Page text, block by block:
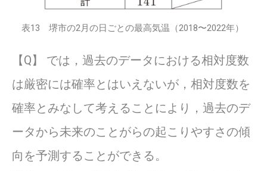
表13 堺市の2月の日ごとの最高気温（2018〜2022年）
【Q】 では，過去のデータにおける相対度数
は厳密には確率とはいえないが，相対度数を
確率とみなして考えることにより，過去のデ
ータから未来のことがらの起こりやすさの傾
向を予測することができる。